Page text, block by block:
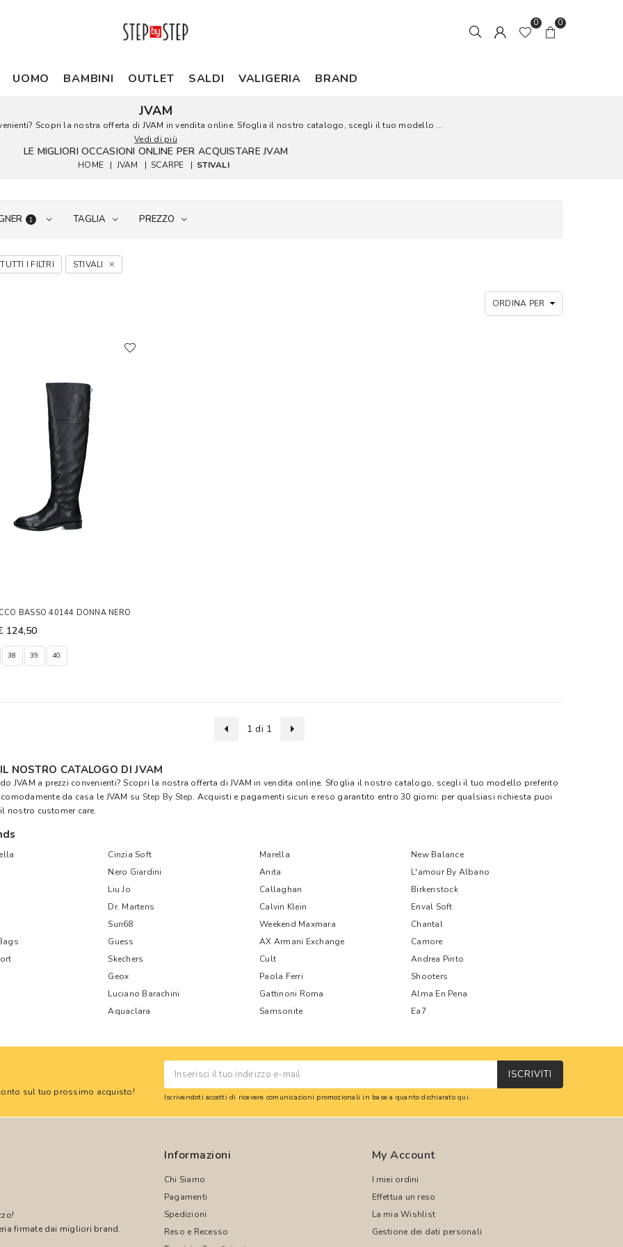
0 0
UOMO BAMBINI OUTLET SALDI VALIGERIA BRAND
JVAM
Scopri la nostra offerta di JVAM in vendita online. Sfoglia il nostro catalogo, scegli il tuo modello ...
Vedi di più
LE MIGLIORI OCCASIONI ONLINE PER ACQUISTARE JVAM
HOME | JVAM | SCARPE | STIVALI
1 TAGLIA PREZZO
I FILTRI STIVALI
BASSO 40144 DONNA NERO
124,50
38 39 40
1 di 1
NOSTRO CATALOGO DI JVAM
JVAM a prezzi convenienti? Scopri la nostra offerta di JVAM in vendita online. Sfoglia il nostro catalogo, scegli il tuo modello preferito
da casa le JVAM su Step By Step. Acquisti e pagamenti sicuri e reso garantito entro 30 giorni: per qualsiasi richiesta puoi
nostro customer care.
Cinzia Soft Marella
New Balance
Nero Giardini Anita
L'amour By Albano
Liu Jo Callaghan
Birkenstock
Dr. Martens Calvin Klein
Enval Soft
Sun68 Weekend Maxmara
Chantal
Guess AX Armani Exchange
Camore
Skechers Cult
Andrea Pinto
Geox Paola Ferri
Shooters
Luciano Barachini Gattinoni Roma
Alma En Pena
Aquaclara Samsonite Ea7
sul tuo prossimo acquisto!
ISCRIVITI
Iscrivendoti accetti di ricevere comunicazioni promozionali in base a quanto dichiaratoqui.
firmate dai migliori brand.
Informazioni
Chi Siamo
Pagamenti
Spedizioni
Reso e Recesso
My Account
I miei ordini
Effettua un reso
La mia Wishlist
Gestione dei dati personali